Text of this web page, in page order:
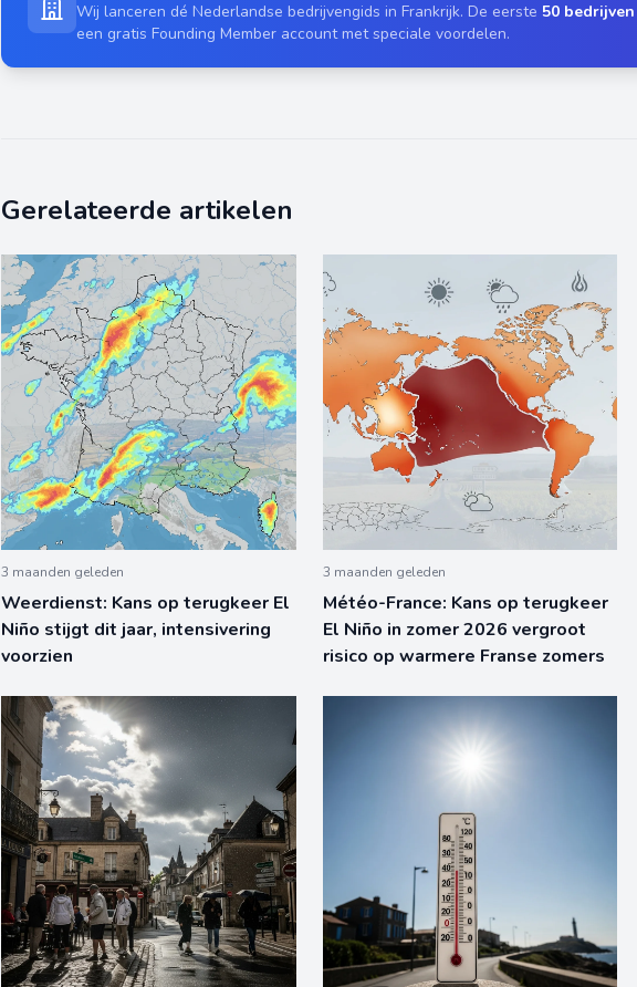
Wij lanceren dé Nederlandse bedrijvengids in Frankrijk. De eerste 50 bedrijven
een gratis Founding Member account met speciale voordelen.
Gerelateerde artikelen
3 maanden geleden
Weerdienst: Kans op terugkeer El
Niño stijgt dit jaar, intensivering
voorzien
3 maanden geleden
Météo-France: Kans op terugkeer
El Niño in zomer 2026 vergroot
risico op warmere Franse zomers